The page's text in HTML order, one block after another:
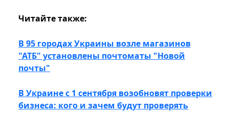
Читайте также:
В 95 городах Украины возле магазинов
"АТБ" установлены почтоматы "Новой
почты"
В Украине с 1 сентября возобновят проверки
бизнеса: кого и зачем будут проверять